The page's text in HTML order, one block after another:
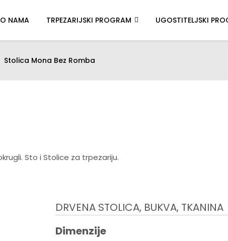
O NAMA TRPEZARIJSKI PROGRAM UGOSTITELJSKI
Stolica Mona Bez Romba
DRVENA STOLICA, BUKVA, TKANINA
Dimenzije